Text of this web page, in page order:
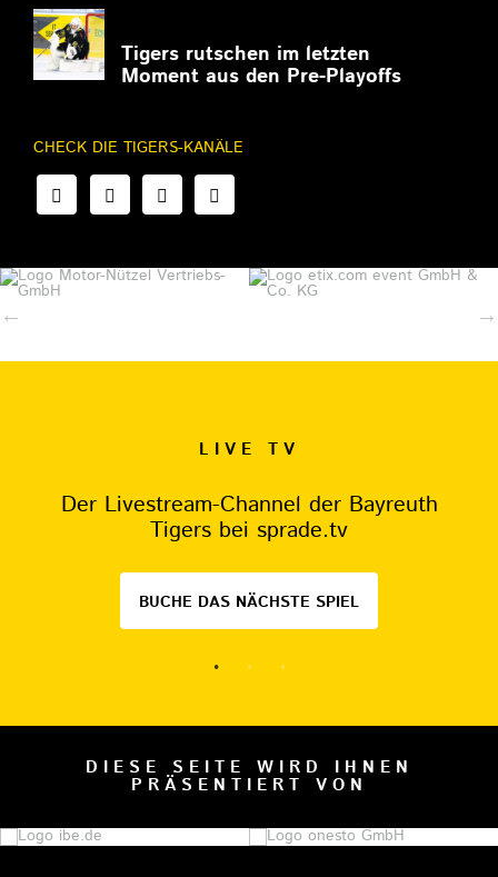
Tigers rutschen im letzten
Moment aus den Pre-Playoffs
CHECK DIE TIGERS-KANÄLE
LIVE TV
Der Livestream-Channel der Bayreuth
Tigers bei sprade.tv
BUCHE DAS NÄCHSTE SPIEL
DIESE SEITE WIRD IHNEN
PRÄSENTIERT VON